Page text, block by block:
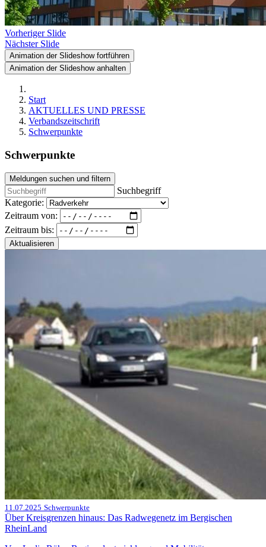
Vorheriger Slide
Nächster Slide
Animation der Slideshow fortführen
Animation der Slideshow anhalten
Start
AKTUELLES UND PRESSE
Verbandszeitschrift
Schwerpunkte
Schwerpunkte
Meldungen suchen und filtern
Suchbegriff
Kategorie:
Zeitraum von:
Zeitraum bis:
Aktualisieren
11.07.2025 Schwerpunkte
Über Kreisgrenzen hinaus: Das Radwegenetz im Bergischen
RheinLand